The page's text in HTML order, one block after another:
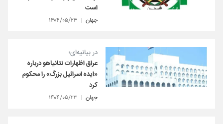
است
جهان ۱۴۰۴/۰۵/۲۳
در بیانیه‌ای؛
عراق اظهارات نتانیاهو درباره
«ایده اسرائیل بزرگ» را محکوم
کرد
جهان ۱۴۰۴/۰۵/۲۳